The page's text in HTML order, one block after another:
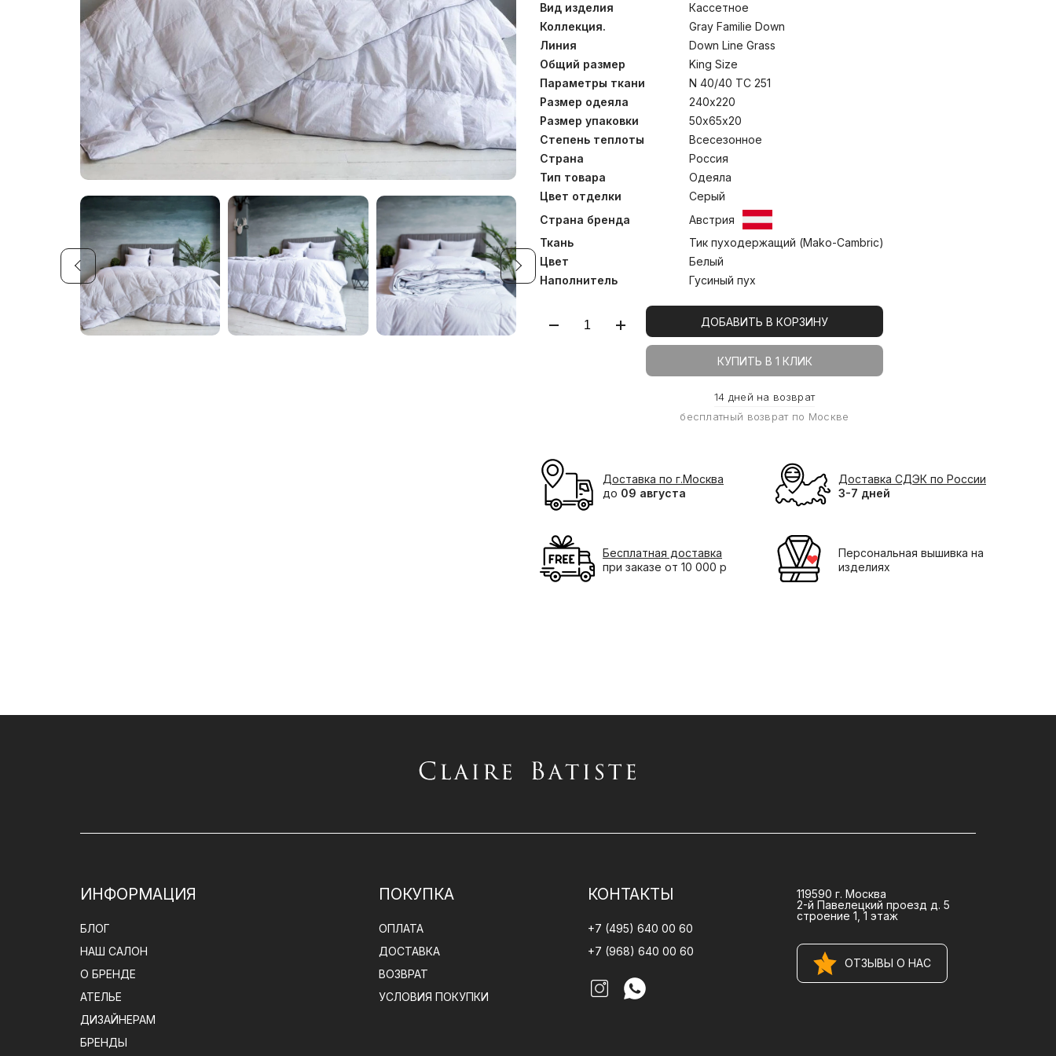
превосходны для холодного времени года. Стирка при
температуре до 30°С.
Вид изделия
Кассетное
Коллекция.
Gray Familie Down
Линия
Down Line Grass
Общий размер
King Size
Параметры ткани
N 40/40 TC 251
Размер одеяла
240х220
Размер упаковки
50х65х20
Степень теплоты
Всесезонное
Страна
Россия
Тип товара
Одеяла
Цвет отделки
Серый
Страна бренда
Австрия
Ткань
Тик пуходержащий (Mako-Cambric)
Цвет
Белый
Наполнитель
Гусиный пух
ДОБАВИТЬ В КОРЗИНУ
КУПИТЬ В 1 КЛИК
14 дней на возврат
бесплатный возврат по Москве
Доставка по г.Москва
до 09 августа
Доставка СДЭК по России
3-7 дней
Бесплатная доставка
при заказе от 10 000 р
Персональная вышивка на
изделиях
ИНФОРМАЦИЯ
БЛОГ
НАШ САЛОН
О БРЕНДЕ
АТЕЛЬЕ
ДИЗАЙНЕРАМ
БРЕНДЫ
ПОКУПКА
ОПЛАТА
ДОСТАВКА
ВОЗВРАТ
УСЛОВИЯ ПОКУПКИ
КОНТАКТЫ
+7 (495) 640 00 60
+7 (968) 640 00 60
119590 г. Москва
2-й Павелецкий проезд д. 5
строение 1, 1 этаж
ОТЗЫВЫ О НАС